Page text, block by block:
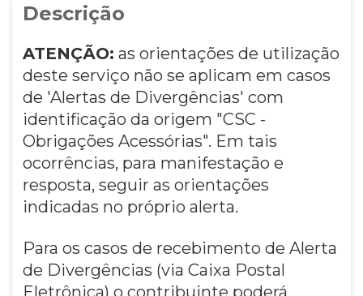
Descrição
ATENÇÃO: as orientações de utilização
deste serviço não se aplicam em casos
de 'Alertas de Divergências' com
identificação da origem "CSC -
Obrigações Acessórias". Em tais
ocorrências, para manifestação e
resposta, seguir as orientações
indicadas no próprio alerta.
Para os casos de recebimento de Alerta
de Divergências (via Caixa Postal
Eletrônica) o contribuinte poderá